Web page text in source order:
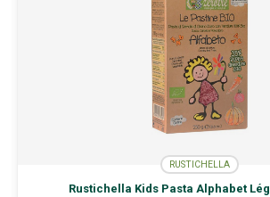
RUSTICHELLA
Rustichella Kids Pasta Alphabet